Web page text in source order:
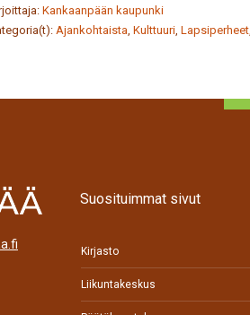
Kankaanpään kaupunki
Ajankohtaista Kulttuuri, Lapsiperheet,
Suosituimmat sivut
Kirjasto
Liikuntakeskus